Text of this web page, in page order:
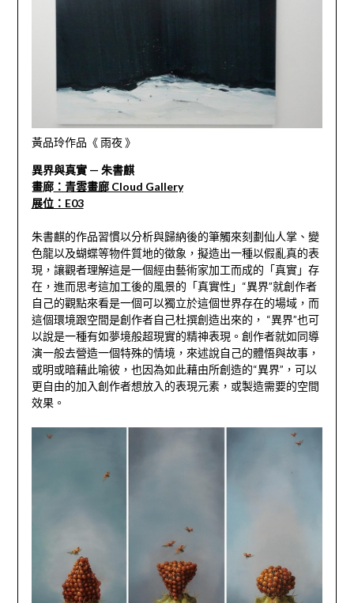
黃品玲作品《 雨夜 》
異界與真實 — 朱書麒
畫廊：青雲畫廊 Cloud Gallery
展位：E03
朱書麒的作品習慣以分析與歸納後的筆觸來刻劃仙人掌、變
色龍以及蝴蝶等物件質地的徵象，擬造出一種以假亂真的表
現，讓觀者理解這是一個經由藝術家加工而成的「真實」存
在，進而思考這加工後的風景的「真實性」“異界”就創作者
自己的觀點來看是一個可以獨立於這個世界存在的場域，而
這個環境跟空間是創作者自己杜撰創造出來的， “異界”也可
以說是一種有如夢境般超現實的精神表現。創作者就如同導
演一般去營造一個特殊的情境，來述說自己的體悟與故事，
或明或暗藉此喻彼，也因為如此藉由所創造的“異界”，可以
更自由的加入創作者想放入的表現元素，或製造需要的空間
效果。